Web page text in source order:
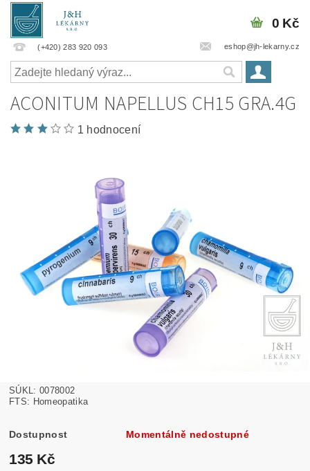
(+420) 283 920 093 eshop@jh-lekarny.cz
0 Kč
ACONITUM NAPELLUS CH15 GRA.4G
1 hodnocení
SÚKL: 0078002
FTS: Homeopatika
Dostupnost Momentálně nedostupné
135 Kč